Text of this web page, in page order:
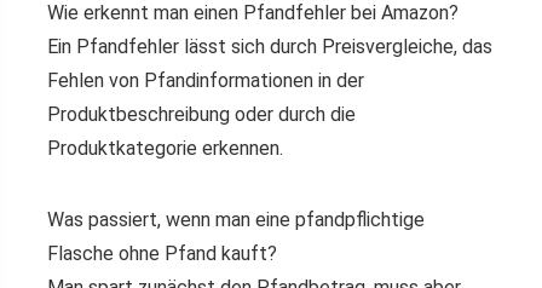
Wie erkennt man einen Pfandfehler bei Amazon?
Ein Pfandfehler lässt sich durch Preisvergleiche, das
Fehlen von Pfandinformationen in der
Produktbeschreibung oder durch die
Produktkategorie erkennen.
Was passiert, wenn man eine pfandpflichtige
Flasche ohne Pfand kauft?